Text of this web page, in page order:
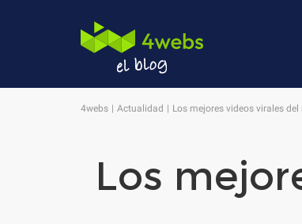
4webs Actualidad Los mejores videos virales del
Los